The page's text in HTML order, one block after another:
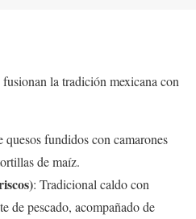
la tradición mexicana con
quesos fundidos con camarones
de maíz.
: Tradicional caldo con
de pescado, acompañado de